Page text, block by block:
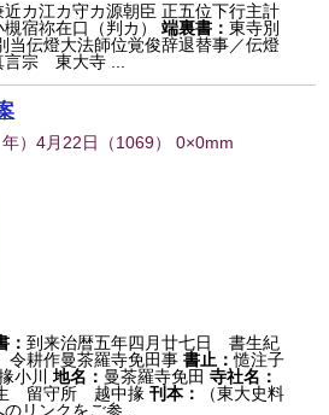
カ江カ守カ源朝臣 正五位下行主計
宿祢在口（判カ）
端裏書：東寺別
当伝燈大法師位覚俊辞退替事／伝燈
言宗 東大寺 ...
）4月22日 （1069） 0×0mm
：到来治暦五年四月廿七日 書生紀
令耕作曼茶羅寺免田事書止：慥注子
小川 地名： 曼茶羅寺免田 寺社名：
留守所 越中掾刊本：
（東大史料
リンクをご参...